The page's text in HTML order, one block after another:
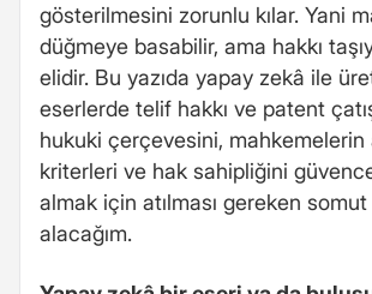
gösterilmesini zorunlu kılar. Yani
düğmeye basabilir, ama hakkı
elidir. Bu yazıda yapay zekâ ile
eserlerde telif hakkı ve patent
hukuki çerçevesini, mahkemelerin
kriterleri ve hak sahipliğini
almak için atılması gereken somut
alacağım.